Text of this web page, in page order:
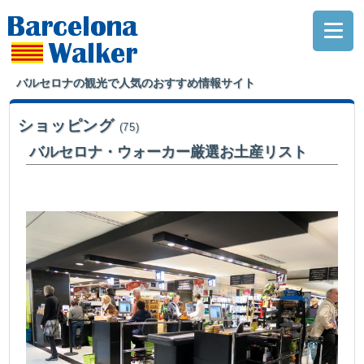
バルセロナの観光で人気のおすすめ情報サイト
ショッピング (75)
バルセロナ・ウォーカー厳選お土産リスト